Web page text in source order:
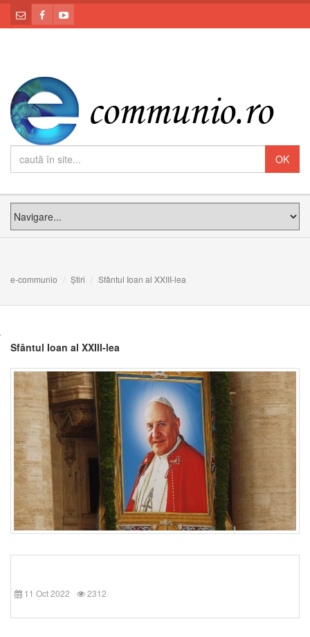
e-communio Știri Sfântul Ioan al XXIII-lea
Sfântul Ioan al XXIII-lea
11 Oct 2022 2312